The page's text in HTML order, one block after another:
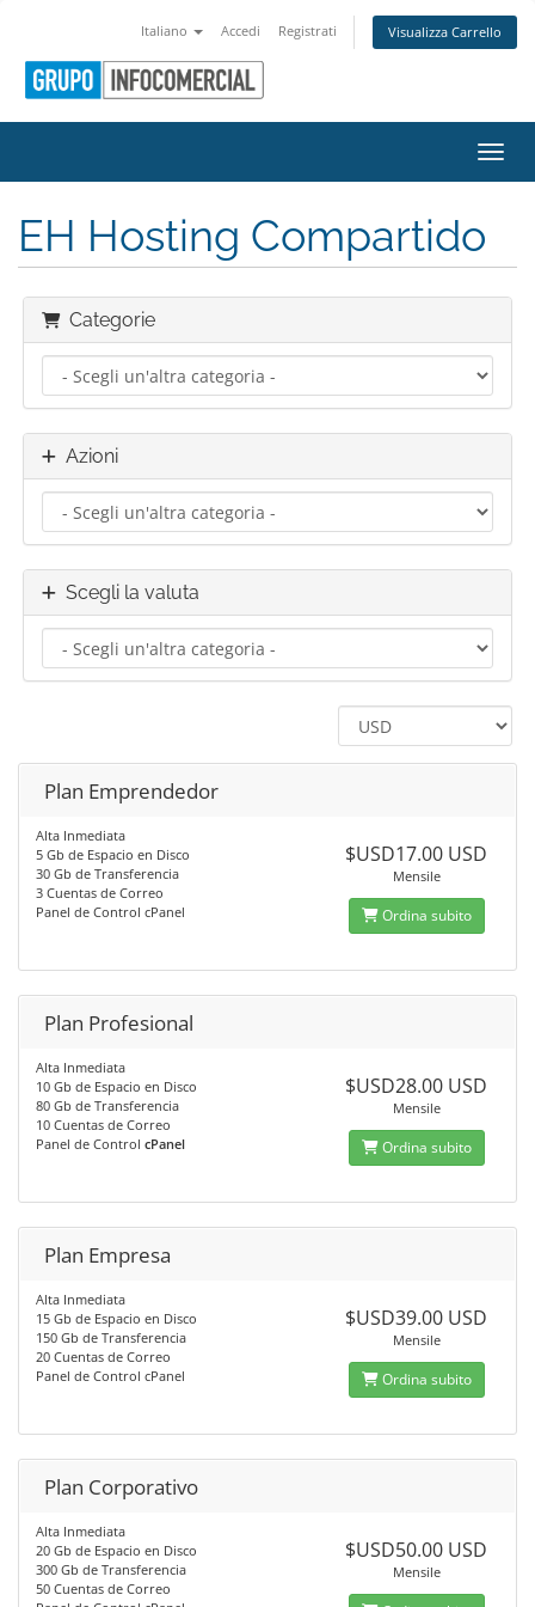
Italiano Accedi Registrati Visualizza Carrello
EH Hosting Compartido
Categorie
Azioni
Scegli la valuta
Plan Emprendedor
Alta Inmediata
5 Gb de Espacio en Disco
30 Gb de Transferencia
3 Cuentas de Correo
Panel de Control cPanel
$USD17.00 USD
Mensile
Ordina subito
Plan Profesional
Alta Inmediata
10 Gb de Espacio en Disco
80 Gb de Transferencia
10 Cuentas de Correo
Panel de Control cPanel
$USD28.00 USD
Mensile
Ordina subito
Plan Empresa
Alta Inmediata
15 Gb de Espacio en Disco
150 Gb de Transferencia
20 Cuentas de Correo
Panel de Control cPanel
$USD39.00 USD
Mensile
Ordina subito
Plan Corporativo
Alta Inmediata
20 Gb de Espacio en Disco
300 Gb de Transferencia
50 Cuentas de Correo
$USD50.00 USD
Mensile